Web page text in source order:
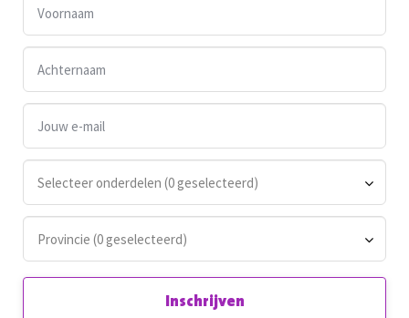
Selecteer onderdelen (0 geselecteerd)
Provincie (0 geselecteerd)
Inschrijven